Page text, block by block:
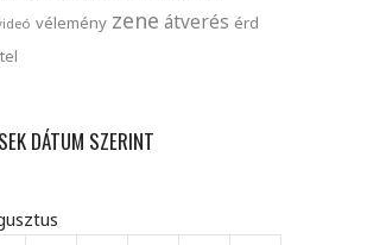
vélemény zene átverés érd
DÁTUM SZERINT